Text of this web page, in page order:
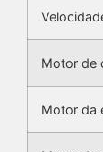
Motor de
Motor da